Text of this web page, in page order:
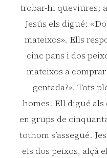
trobar-hi queviures;
Jesús els digué:
mateixos». Ells
cinc pans i dos
mateixos a
gentada?». Tots
homes. Ell digué als
en grups de
tothom s’assegué.
els dos peixos, alçà